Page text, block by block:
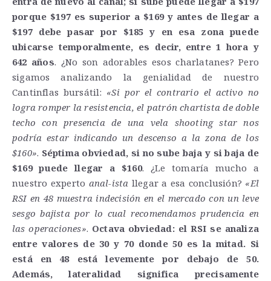
porque $197 es superior a $169 y antes de llegar a
$197 debe pasar por $185 y en esa zona puede
ubicarse temporalmente, es decir, entre 1 hora y
642 años. ¿No son adorables esos charlatanes? Pero
sigamos analizando la genialidad de nuestro
Cantinflas bursátil: «Si por el contrario el activo no
logra romper la resistencia, el patrón chartista de doble
techo con presencia de una vela shooting star nos
podría estar indicando un descenso a la zona de los
$160». Séptima obviedad, si no sube baja y si baja de
$169 puede llegar a $160. ¿Le tomaría mucho a
nuestro experto anal-ista llegar a esa conclusión? «El
RSI en 48 muestra indecisión en el mercado con un leve
sesgo bajista por lo cual recomendamos prudencia en
las operaciones». Octava obviedad: el RSI se analiza
entre valores de 30 y 70 donde 50 es la mitad. Si
está en 48 está levemente por debajo de 50.
Además, lateralidad significa precisamente